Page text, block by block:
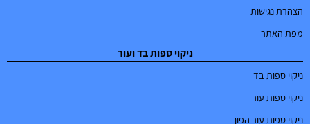
הצהרת נגישות
מפת האתר
ניקוי ספות בד ועור
ניקוי ספות בד
ניקוי ספות עור
ניקוי ספות עור הפוך